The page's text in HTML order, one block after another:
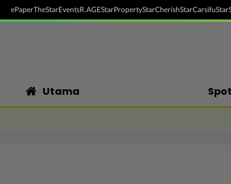
ePaperTheStarEventsR.AGEStarPropertyStarCherishStarCarsifu
Utama